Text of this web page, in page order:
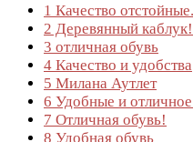
1 Качество отстойные.
2 Деревянный
3 отличная обувь
4 Качество и удобства
5 Милана Аутлет
6 Удобные и отличное
7 Отличная обувь!
8 Удобная обувь